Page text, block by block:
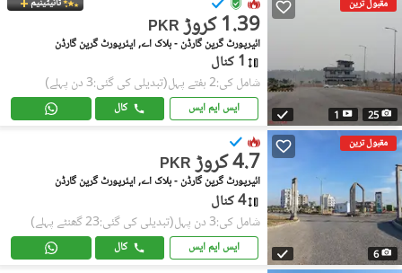
مقبول ترین
25
1
PKR 1.39 کروڑ
ائیرپورٹ گرین گارڈن - بلاک اے, ایئرپورٹ گرین گارڈن
1 کنال
شامل کی:2 ہفتے پہل (تبدیلی کی گئی:3 دن پہلے)
ایس ایم ایس کال
مقبول ترین
6
PKR 4.7 کروڑ
ائیرپورٹ گرین گارڈن - بلاک اے, ایئرپورٹ گرین گارڈن
4 کنال
شامل کی:3 دن پہل (تبدیلی کی گئی:23 گھنٹے پہلے)
ایس ایم ایس کال